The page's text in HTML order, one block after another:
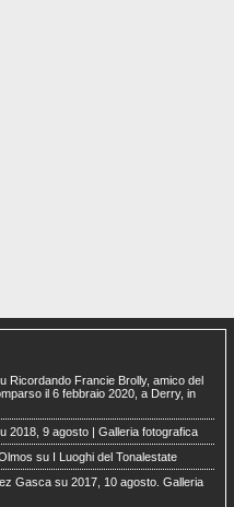
Ricordando Francie Brolly, amico del
il 6 febbraio 2020, a Derry, in
2018, 9 agosto | Galleria fotografica
su
I Luoghi del Tonalestate
Gasca su 2017, 10 agosto. Galleria